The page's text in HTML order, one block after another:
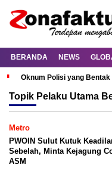
BERANDA NEWS
Oknum Polisi yang
Topik Pelaku Utama
Metro
PWOIN Sulut Kutuk
Sebelah, Minta Kejagung
ASM